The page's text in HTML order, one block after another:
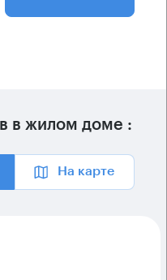
в жилом доме :
На карте